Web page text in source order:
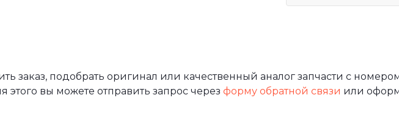
заказ, подобрать оригинал или качественный аналог запчасти с
этого вы можете отправить запрос через форму обратной связи или